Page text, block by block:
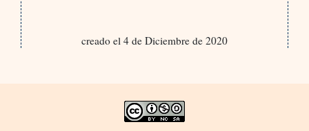
creado el 4 de Diciembre de 2020